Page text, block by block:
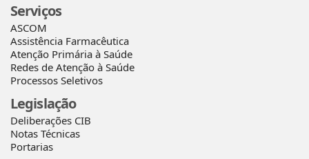
Serviços
ASCOM
Assistência Farmacêutica
Atenção Primária à Saúde
Redes de Atenção à Saúde
Processos Seletivos
Legislação
Deliberações CIB
Notas Técnicas
Portarias